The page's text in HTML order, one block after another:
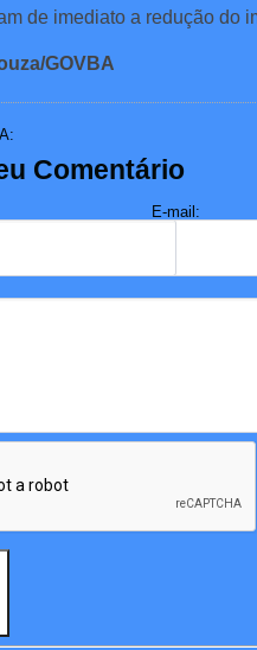
de imediato a redução do
GOVBA
Comentário
E-mail: